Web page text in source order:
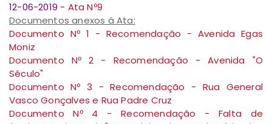
12-06-2019 - Ata Nº9
Documentos anexos á Ata:
Documento Nº 1 - Recomendação - Avenida Egas
Moniz
Documento Nº 2 - Recomendação - Avenida "O
Século"
Documento Nº 3 - Recomendação - Rua General
Vasco Gonçalves e Rua Padre Cruz
Documento Nº 4 - Recomendação - Falta de